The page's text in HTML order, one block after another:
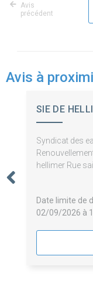
Avis
précédent
Avis à
SIE DE
Syndicat des
hellimer Rue
Date limite de
02/09/2026 à